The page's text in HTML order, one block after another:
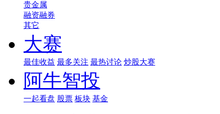
贵金属
融资融券
其它
大赛
最佳收益 最多关注 最热讨论 炒股大赛
阿牛智投
一起看盘 股票 板块 基金